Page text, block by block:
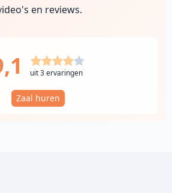
en reviews.
uit 3 ervaringen
Zaal huren